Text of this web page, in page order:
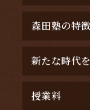
森田塾の特徴
新たな時代
授業料